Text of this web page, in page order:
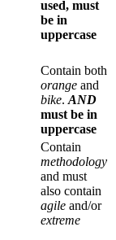
used, must
be in
uppercase
Contain both
orange and
bike. AND
must be in
uppercase
Contain
methodology
and must
also contain
agile and/or
extreme